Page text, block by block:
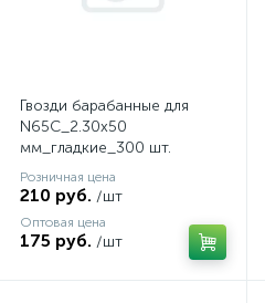
Гвозди барабанные для
N65C_2.30x50
мм_гладкие_300 шт.
Розничная цена
210 руб. /шт
Оптовая цена
175 руб. /шт